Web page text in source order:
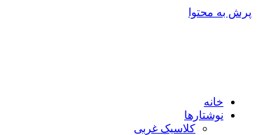
پرش به محتوا
خانه
نوشتارها
کلاسیک غربی